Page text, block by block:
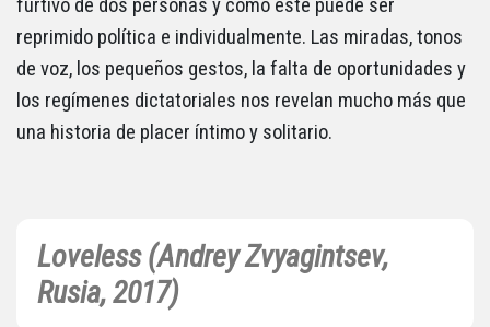
furtivo de dos personas y cómo este puede ser
reprimido política e individualmente. Las miradas, tonos
de voz, los pequeños gestos, la falta de oportunidades y
los regímenes dictatoriales nos revelan mucho más que
una historia de placer íntimo y solitario.
Loveless (Andrey Zvyagintsev,
Rusia, 2017)